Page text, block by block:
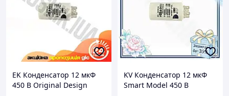
EK Конденсатор 12 мкФ
450 В Original Design
KV Конденсатор 12 мкФ
Smart Model 450 В